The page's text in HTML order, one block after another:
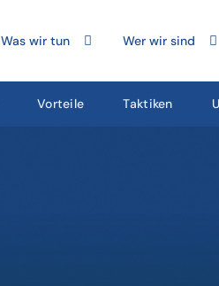
Was wir tun Wer wir sind
Vorteile Taktiken